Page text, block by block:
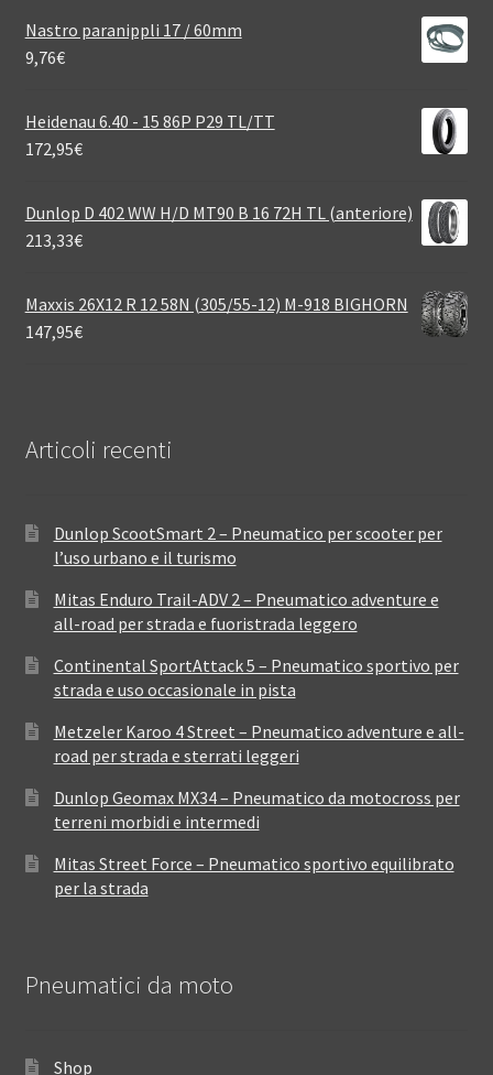
Nastro paranippli 17 / 60mm
9,76€
Heidenau 6.40 - 15 86P P29 TL/TT
172,95€
Dunlop D 402 WW H/D MT90 B 16 72H TL (anteriore)
213,33€
Maxxis 26X12 R 12 58N (305/55-12) M-918 BIGHORN
147,95€
Articoli recenti
Dunlop ScootSmart 2 – Pneumatico per scooter per
l’uso urbano e il turismo
Mitas Enduro Trail-ADV 2 – Pneumatico adventure e
all-road per strada e fuoristrada leggero
Continental SportAttack 5 – Pneumatico sportivo per
strada e uso occasionale in pista
Metzeler Karoo 4 Street – Pneumatico adventure e all-
road per strada e sterrati leggeri
Dunlop Geomax MX34 – Pneumatico da motocross per
terreni morbidi e intermedi
Mitas Street Force – Pneumatico sportivo equilibrato
per la strada
Pneumatici da moto
Shop